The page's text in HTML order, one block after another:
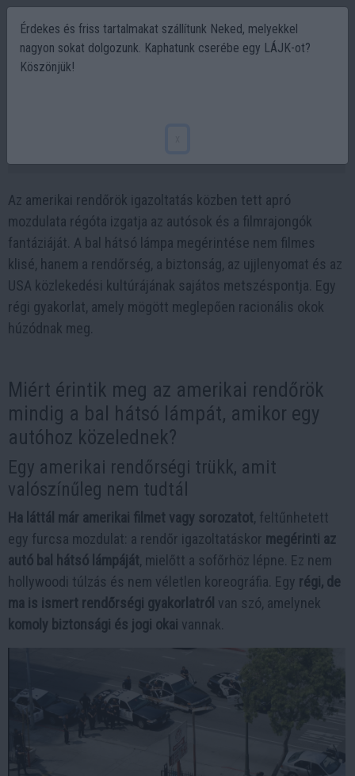
Az amerikai rendőrök igazoltatás közben tett apró
mozdulata régóta izgatja az autósok és a filmrajongók
fantáziáját. A bal hátsó lámpa megérintése nem filmes
klisé, hanem a rendőrség, a biztonság, az ujjlenyomat és az
USA közlekedési kultúrájának sajátos metszéspontja. Egy
régi gyakorlat, amely mögött meglepően racionális okok
húzódnak meg.
Miért érintik meg az amerikai rendőrök
mindig a bal hátsó lámpát, amikor egy
autóhoz közelednek?
Egy amerikai rendőrségi trükk, amit
valószínűleg nem tudtál
Ha láttál már amerikai filmet vagy sorozatot, feltűnhetett
egy furcsa mozdulat: a rendőr igazoltatáskor megérinti az
autó bal hátsó lámpáját, mielőtt a sofőrhöz lépne. Ez nem
hollywoodi túlzás és nem véletlen koreográfia. Egy régi, de
ma is ismert rendőrségi gyakorlatról van szó, amelynek
komoly biztonsági és jogi okai vannak.
Érdekes és friss tartalmakat szállítunk Neked, melyekkel
nagyon sokat dolgozunk. Kaphatunk cserébe egy LÁJK-ot?
Köszönjük!